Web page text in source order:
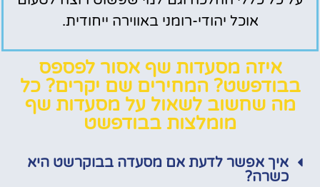
אוכל יהודי-רומני באווירה ייחודית.
איזה מסעדות שף אסור לפספס
בבודפשט? המחירים שם יקרים? כל
מה שחשוב לשאול על מסעדות שף
מומלצות בבודפשט
איך אפשר לדעת אם מסעדה בבוקרשט היא
כשרה?